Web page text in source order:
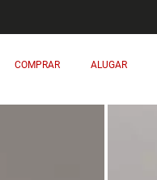
COMPRAR ALUGAR